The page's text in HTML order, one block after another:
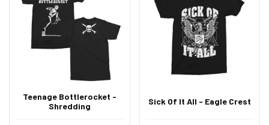
Teenage Bottlerocket -
Shredding
Sick Of It All - Eagle Crest